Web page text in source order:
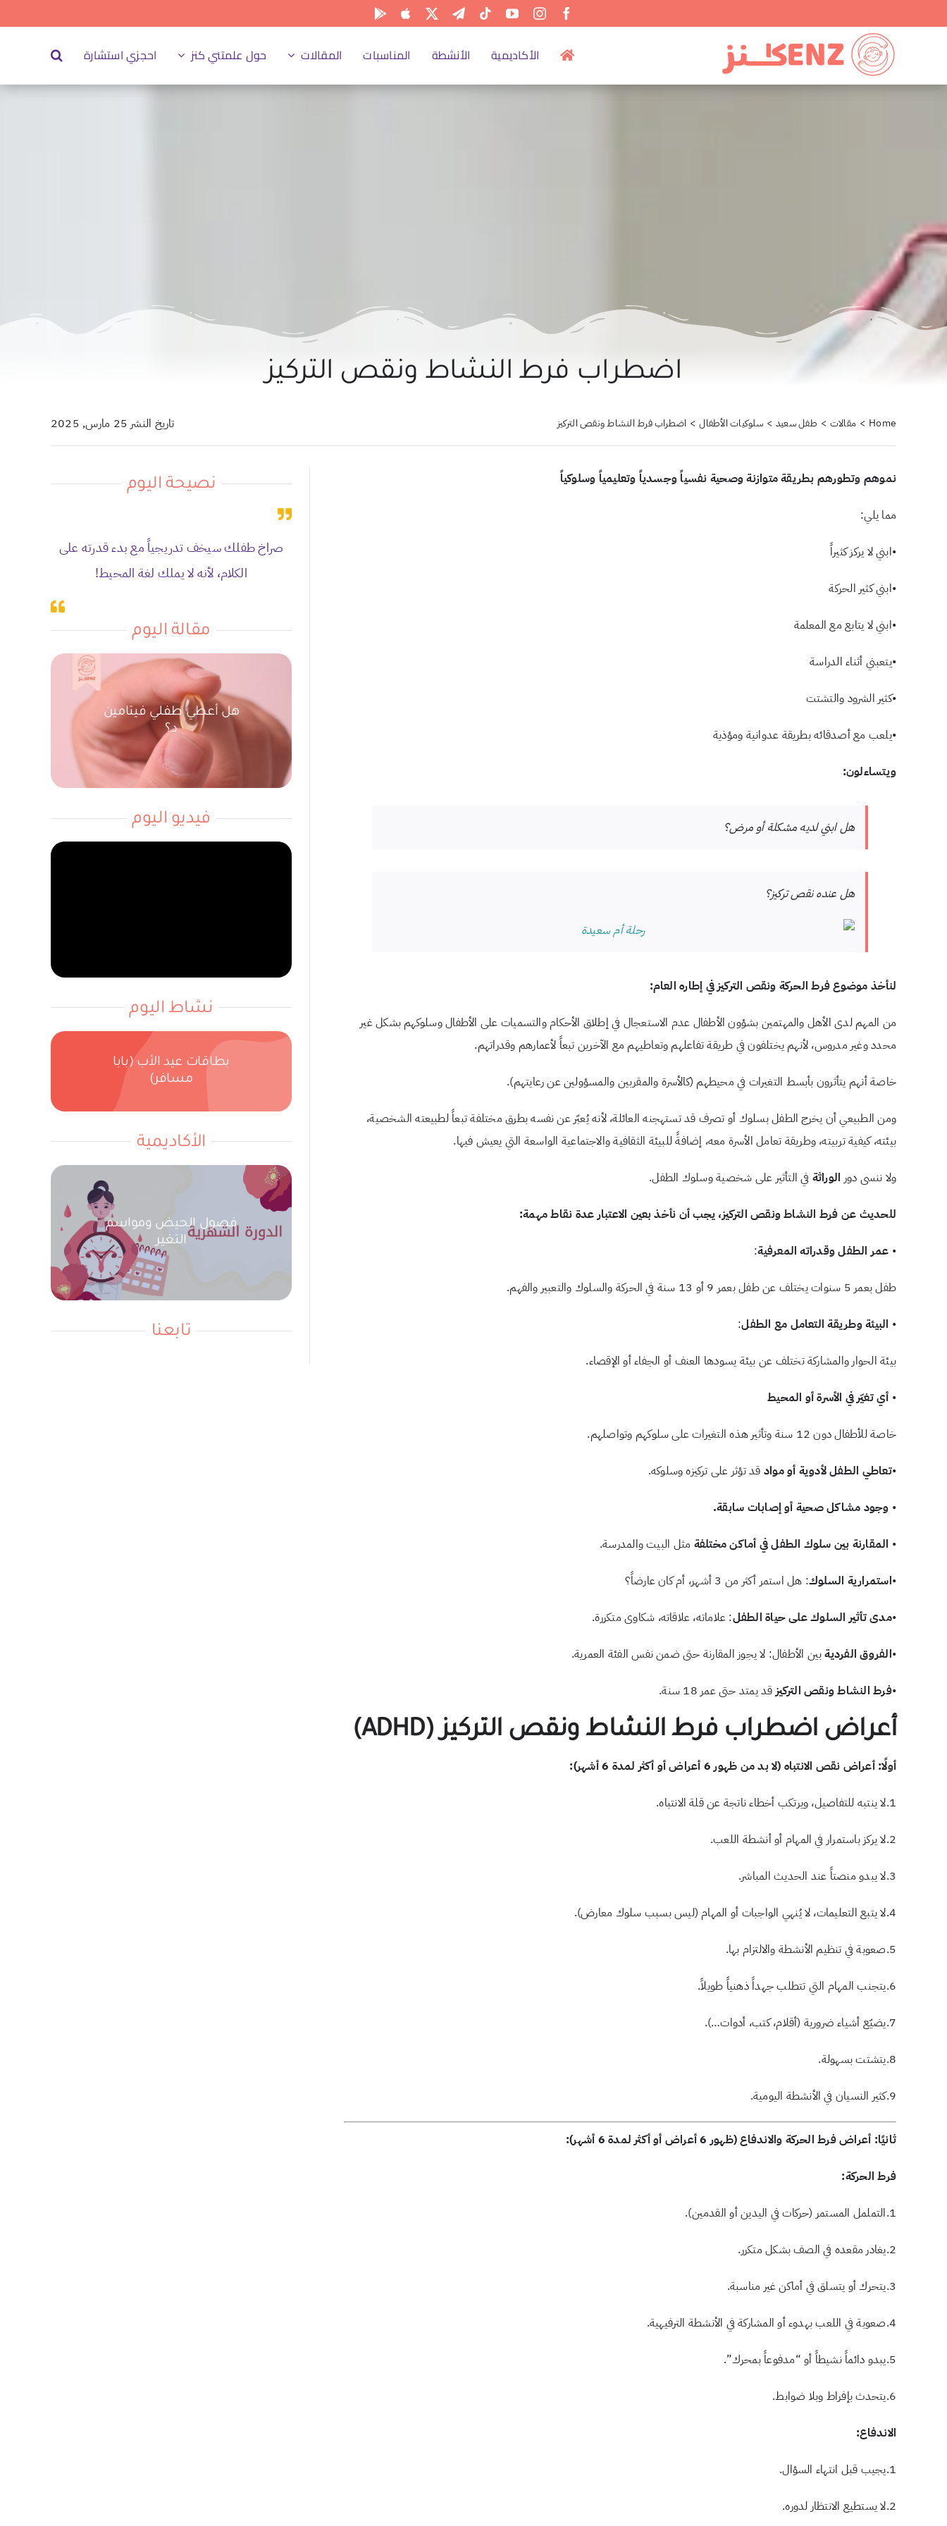
الأكاديمية الأنشطة المناسبات المقالات حول علمتني كنز احجزي استشارة
اضطراب فرط النشاط ونقص التركيز
Home مقالات طفل سعيد سلوكيات الأطفال اضطراب فرط النشاط ونقص التركيز تاريخ النشر 25 مارس, 2025
نموهم وتطورهم بطريقة متوازنة وصحية نفسياً وجسدياً وتعليمياً وسلوكياً
مما يلي:
•ابني لا يركز كثيراً
•ابني كثير الحركة
•ابني لا يتابع مع المعلمة
•يتعبني أثناء الدراسة
•كثير الشرود والتشتت
•يلعب مع أصدقائه بطريقة عدوانية ومؤذية
ويتساءلون:
هل ابني لديه مشكلة أو مرض؟
هل عنده نقص تركيز؟
لنأخذ موضوع فرط الحركة ونقص التركيز في إطاره العام:
من المهم لدى الأهل والمهتمين بشؤون الأطفال عدم الاستعجال في إطلاق الأحكام والتسميات على الأطفال وسلوكهم بشكل غير
محدد وغير مدروس، لأنهم يختلفون في طريقة تفاعلهم وتعاطيهم مع الآخرين تبعاً لأعمارهم وقدراتهم.
خاصة أنهم يتأثرون بأبسط التغيرات في محيطهم (كالأسرة والمقربين والمسؤولين عن رعايتهم).
ومن الطبيعي أن يخرج الطفل بسلوك أو تصرف قد تستهجنه العائلة، لأنه يُعبّر عن نفسه بطرق مختلفة تبعاً لطبيعته الشخصية،
بيئته، كيفية تربيته، وطريقة تعامل الأسرة معه، إضافةً للبيئة الثقافية والاجتماعية الواسعة التي يعيش فيها.
ولا ننسى دور الوراثة في التأثير على شخصية وسلوك الطفل.
للحديث عن فرط النشاط ونقص التركيز، يجب أن نأخذ بعين الاعتبار عدة نقاط مهمة:
• عمر الطفل وقدراته المعرفية:
طفل بعمر 5 سنوات يختلف عن طفل بعمر 9 أو 13 سنة في الحركة والسلوك والتعبير والفهم.
• البيئة وطريقة التعامل مع الطفل:
بيئة الحوار والمشاركة تختلف عن بيئة يسودها العنف أو الجفاء أو الإقصاء.
• أي تغيّر في الأسرة أو المحيط
خاصة للأطفال دون 12 سنة وتأثير هذه التغيرات على سلوكهم وتواصلهم.
•تعاطي الطفل لأدوية أو مواد قد تؤثر على تركيزه وسلوكه.
• وجود مشاكل صحية أو إصابات سابقة.
• المقارنة بين سلوك الطفل في أماكن مختلفة مثل البيت والمدرسة.
•استمرارية السلوك: هل استمر أكثر من 3 أشهر، أم كان عارضاً؟
•مدى تأثير السلوك على حياة الطفل: علاماته، علاقاته، شكاوى متكررة.
•الفروق الفرديةبين الأطفال: لا يجوز المقارنة حتى ضمن نفس الفئة العمرية.
•فرط النشاط ونقص التركيزقد يمتد حتى عمر 18 سنة.
أعراض اضطراب فرط النشاط ونقص التركيز (ADHD)
أولًا: أعراض نقص الانتباه (لا بد من ظهور 6 أعراض أو أكثر لمدة 6 أشهر):
1.لا ينتبه للتفاصيل، ويرتكب أخطاء ناتجة عن قلة الانتباه.
2.لا يركز باستمرار في المهام أو أنشطة اللعب.
3.لا يبدو منصتاً عند الحديث المباشر.
4.لا يتبع التعليمات، لا يُنهي الواجبات أو المهام (ليس بسبب سلوك معارض).
5.صعوبة في تنظيم الأنشطة والالتزام بها.
6.يتجنب المهام التي تتطلب جهداً ذهنياً طويلاً.
7.يضيّع أشياء ضرورية (أقلام، كتب، أدوات…).
8.يتشتت بسهولة.
9.كثير النسيان في الأنشطة اليومية.
ثانيًا: أعراض فرط الحركة والاندفاع (ظهور 6 أعراض أو أكثر لمدة 6 أشهر):
فرط الحركة:
1.التململ المستمر (حركات في اليدين أو القدمين).
2.يغادر مقعده في الصف بشكل متكرر.
3.يتحرك أو يتسلق في أماكن غير مناسبة.
4.صعوبة في اللعب بهدوء أو المشاركة في الأنشطة الترفيهية.
5.يبدو دائماً نشيطاً أو “مدفوعاً بمحرك”.
6.يتحدث بإفراط وبلا ضوابط.
الاندفاع:
1.يجيب قبل انتهاء السؤال.
2.لا يستطيع الانتظار لدوره.
نصيحة اليوم
صراخ طفلك سيخف تدريجياً مع بدء قدرته على
الكلام، لأنه لا يملك لغة المحيط!
مقالة اليوم
هل أعطي طفلي فيتامين
د؟
فيديو اليوم
نشاط اليوم
بطاقات عيد الأب (بابا
مسافر)
الأكاديمية
فصول الحيض ومواسم
التغير
تابعنا